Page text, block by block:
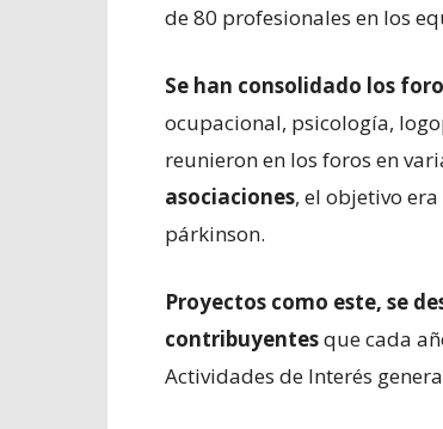
de 80 profesionales en los
Se han consolidado los
ocupacional, psicología,
reunieron en los foros en
asociaciones, el objetivo
párkinson.
Proyectos como este, se
contribuyentesque cada
Actividades de Interés